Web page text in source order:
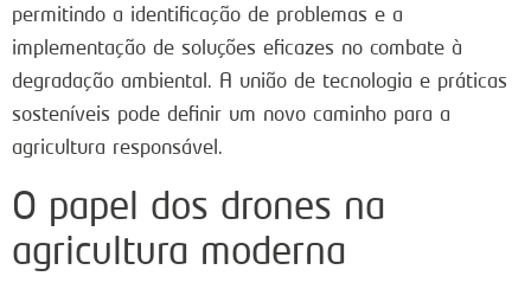
permitindo a identificação de problemas e a
implementação de soluções eficazes no combate à
degradação ambiental. A união de tecnologia e práticas
sosteníveis pode definir um novo caminho para a
agricultura responsável.
O papel dos drones na
agricultura moderna